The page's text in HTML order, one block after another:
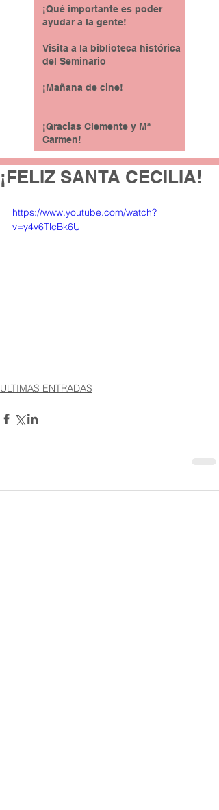
¡Qué importante es poder
ayudar a la gente!
Visita a la biblioteca histórica
del Seminario
¡Mañana de cine!
¡Gracias Clemente y Mª
Carmen!
¡FELIZ SANTA CECILIA!
https://www.youtube.com/watch?
v=y4v6TlcBk6U
ULTIMAS ENTRADAS